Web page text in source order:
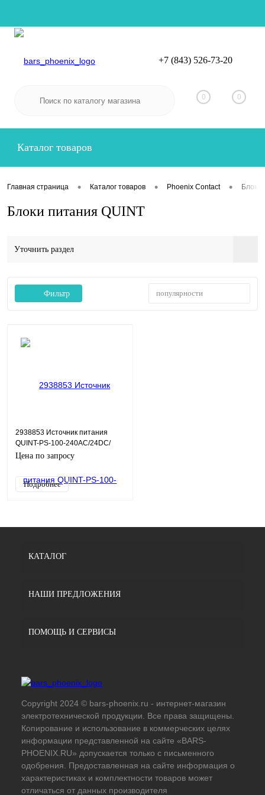
Вход
+7 (843) 526-73-20
0 0
Каталог товаров
Главная страница • Каталог товаров • Phoenix Contact • Блоки
Блоки питания QUINT
Уточнить раздел
Фильтр популярности
2938853 Источник питания
QUINT-PS-100-240AC/24DC/
5/EX
Цена по запросу
Подробнее
КАТАЛОГ
НАШИ ПРЕДЛОЖЕНИЯ
ПОМОЩЬ И СЕРВИСЫ
Copyright 2024 © bars-phoenix.ru - интернет-магазин
электротехнической продукции. Все права защищены.
Копирование и использование в коммерческих целях
информации представленной на сайте «BARS-
PHOENIX.RU» допускается только с письменного
одобрения. Предоставленная на сайте информация о
характеристиках и комплектности товаров может
отличаться от данных производителя